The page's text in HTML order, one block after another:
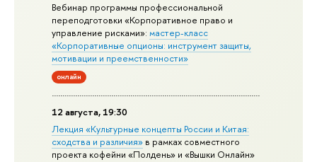
Вебинар программы профессиональной
переподготовки «Корпоративное право и
управление рисками»:мастер-класс
«Корпоративные опционы: инструмент защиты,
мотивации и преемственности»
онлайн
12 августа, 19:30
Лекция «Культурные концепты России и Китая:
сходства и различия» в рамках совместного
проекта кофейни «Полдень» и «Вышки Онлайн»